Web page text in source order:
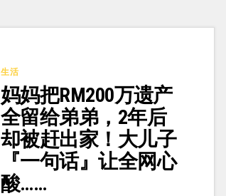
生活
妈妈把RM200万遗产
全留给弟弟，2年后
却被赶出家！大儿子
『一句话』让全网心
酸……